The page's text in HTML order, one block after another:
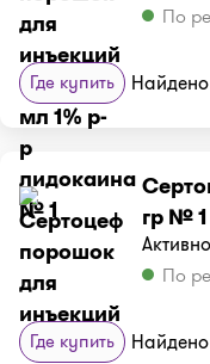
По
Где купить
гр № 1
По
Где купить